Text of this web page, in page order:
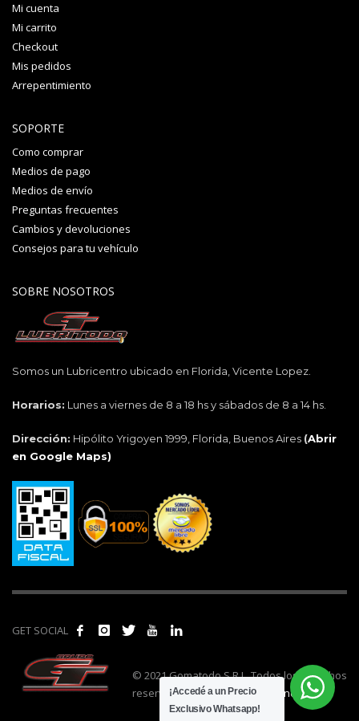
Mi cuenta
Mi carrito
Checkout
Mis pedidos
Arrepentimiento
SOPORTE
Como comprar
Medios de pago
Medios de envío
Preguntas frecuentes
Cambios y devoluciones
Consejos para tu vehículo
SOBRE NOSOTROS
Somos un Lubricentro ubicado en Florida, Vicente Lopez.
Horarios: Lunes a viernes de 8 a 18 hs y sábados de 8 a 14 hs.
Dirección: Hipólito Yrigoyen 1999, Florida, Buenos Aires (Abrir
en Google Maps)
GET SOCIAL
© 2021 Gomatodo S.R.L. Todos los derechos
reservados. | Realizado por
cónclave.
¡Accedé a un Precio
Exclusivo Whatsapp!